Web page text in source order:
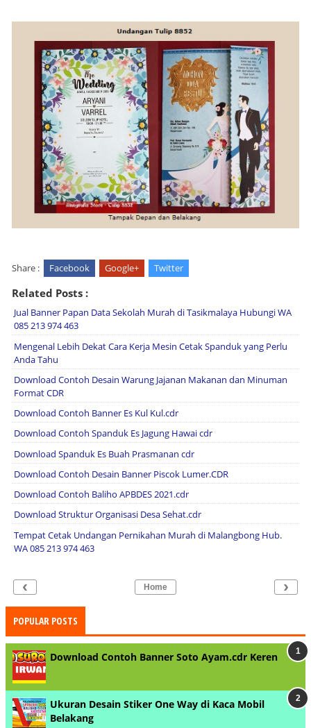
Share : Facebook Google+ Twitter
Related Posts :
Jual Banner Papan Data Sekolah Murah di Tasikmalaya Hubungi WA
085 213 974 463
Mengenal Lebih Dekat Cara Kerja Mesin Cetak Spanduk yang Perlu
Anda Tahu
Download Contoh Desain Warung Jajanan Makanan dan Minuman
Format CDR
Download Contoh Banner Es Kul Kul.cdr
Download Contoh Spanduk Es Jagung Hawai cdr
Download Spanduk Es Buah Prasmanan cdr
Download Contoh Desain Banner Piscok Lumer.CDR
Download Contoh Baliho APBDES 2021.cdr
Download Struktur Organisasi Desa Sehat.cdr
Tempat Cetak Undangan Pernikahan Murah di Malangbong Hub.
WA 085 213 974 463
‹ ›
Home
POPULAR POSTS
Download Contoh Banner Soto Ayam.cdr Keren
Ukuran Desain Stiker One Way di Kaca Mobil
Belakang